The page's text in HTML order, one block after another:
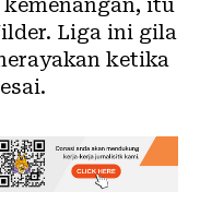
Liga ini gila
ketika